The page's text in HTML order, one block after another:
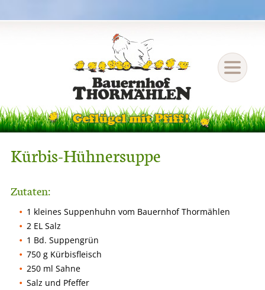
Kürbis-Hühnersuppe
Zutaten:
1 kleines Suppenhuhn vom Bauernhof Thormählen
2 EL Salz
1 Bd. Suppengrün
750 g Kürbisfleisch
250 ml Sahne
Salz und Pfeffer